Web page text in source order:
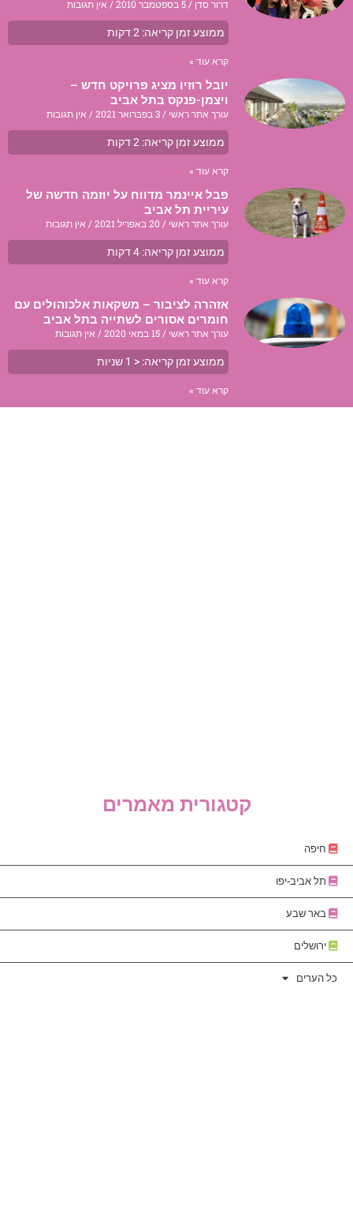
דרור סדן 5 בספטמבר 2010 אין תגובות
ממוצע זמן קריאה: 2 דקות
קרא עוד »
יובל רוזיו מציג פרויקט חדש –
ויצמן-פנקס בתל אביב
עורך אתר ראשי 3 בפברואר 2021 אין תגובות
ממוצע זמן קריאה: 2 דקות
קרא עוד »
פבל איינמר מדווח על יוזמה חדשה של
עיריית תל אביב
עורך אתר ראשי אין תגובות
ממוצע זמן קריאה: 4 דקות
קרא עוד »
אזהרה לציבור – משקאות אלכוהולים עם
חומרים אסורים לשתייה בתל אביב
עורך אתר ראשי 15 במאי 2020 אין תגובות
ממוצע זמן קריאה: < 1 שניות
קרא עוד »
קטגורית מאמרים
חיפה
תל אביב-יפו
באר שבע
ירושלים
כל הערים